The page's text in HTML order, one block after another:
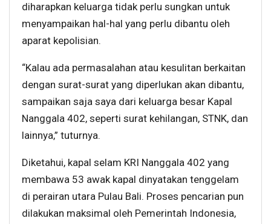
diharapkan keluarga tidak perlu sungkan untuk
menyampaikan hal-hal yang perlu dibantu oleh
aparat kepolisian.
“Kalau ada permasalahan atau kesulitan berkaitan
dengan surat-surat yang diperlukan akan dibantu,
sampaikan saja saya dari keluarga besar Kapal
Nanggala 402, seperti surat kehilangan, STNK, dan
lainnya,” tuturnya.
Diketahui, kapal selam KRI Nanggala 402 yang
membawa 53 awak kapal dinyatakan tenggelam
di perairan utara Pulau Bali. Proses pencarian pun
dilakukan maksimal oleh Pemerintah Indonesia,